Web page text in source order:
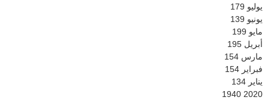
يوليو 179
يونيو 139
مايو 199
أبريل 195
مارس 154
فبراير 154
يناير 134
2020
1940